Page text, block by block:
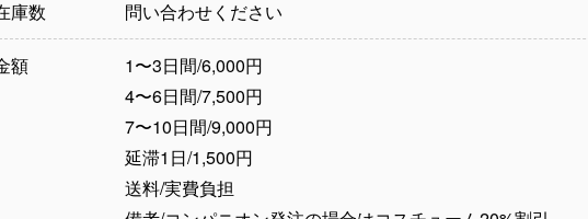
庫数 問い合わせください
額
1〜3日間/6,000円
4〜6日間/7,500円
7〜10日間/9,000円
延滞1日/1,500円
送料/実費負担